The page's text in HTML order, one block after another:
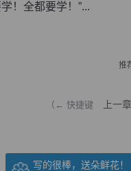
！全都要学！”...
推
（← 快捷键 上一章
写的很棒，送朵鲜花！